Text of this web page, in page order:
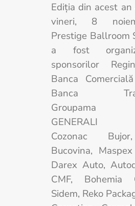
Ediţia din acest
vineri, 8
Prestige Ballroom
a fost
sponsorilor
Banca
Banca
Groupama
GENERALI
Cozonac
Bucovina,
Darex Auto,
CMF, Bohemia
Sidem, Reko